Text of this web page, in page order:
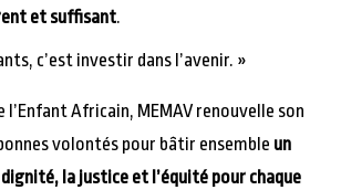
et suffisant.
c’est investir dans l’avenir. »
l’Enfant Africain, MEMAV renouvelle son
volontés pour bâtir ensemble un
la justice et l’équité pour chaque